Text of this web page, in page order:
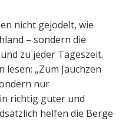
nicht gejodelt, wie
– sondern die
zu jeder Tageszeit.
„Zum Jauchzen
nur
richtig guter und
helfen die Berge